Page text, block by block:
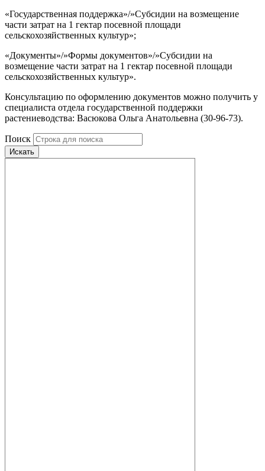
«Государственная поддержка»/»Субсидии на возмещение
части затрат на 1 гектар посевной площади
сельскохозяйственных культур»;
«Документы»/»Формы документов»/»Субсидии на
возмещение части затрат на 1 гектар посевной площади
сельскохозяйственных культур».
Консультацию по оформлению документов можно получить у
специалиста отдела государственной поддержки
растениеводства: Васюкова Ольга Анатольевна (30-96-73).
Поиск
Искать